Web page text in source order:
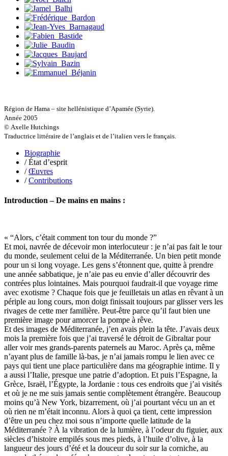
Rochez Carine
Rondón Analía
Roperch Aurélie
Roux Baptiste
Sablé Erik
Saint-Loup
Salon Olivier
Sapin-Defour Cédric
Shipton Eric
Sokpakbaïev Berdibek
Soleilhavoup François
Stuck Hudson
Sylvestre Françoise
Tardieu Marc
Terrisse Marc
Thevenet Jacqueline
Troussier Virginie
Tuilier Romain
Tulane Fabrice
Tzapoff Antoine
Ujfalvy-Bourdon Marie de
Urbain Jean-Didier
Valéry Philippe
Valentin Jean-Pierre
Valverde Benjamin
Vayron Isabelle
Vayron Xavier
Vera Siphay
Victor Daphné
Victor Paul-Émile
Victor Stéphane
Vignon Vincent
Villemagne François-Xavier de
Weill-Parot Nicolas
Weis Robert
Yger Yves
Zénon Sophie
Région de Hama – site hellénistique d’Apamée (Syrie).
Année 2005
© Axelle Hutchings
Traductrice littéraire de l’anglais et de l’italien vers le français.
Biographie
/ État d’esprit
/Œuvres
/Contributions
Introduction – De mains en mains :
« “Alors, c’était comment ton tour du monde ?”
Et moi, navrée de décevoir mon interlocuteur : je n’ai pas fait le tour
du monde, seulement celui de la Méditerranée. Un bien petit monde
pour un si long voyage. Les gens s’étonnent que, quitte à prendre
une année sabbatique, je n’aie pas eu envie d’aller découvrir des
contrées plus lointaines. Mais pourquoi faudrait-il que voyage rime
avec exotisme ? Chaque fois que je feuilletais un atlas en rêvant à un
périple au long cours, mon doigt finissait toujours par glisser vers les
rivages de cette mer familière. Peut-être parce qu’il faut bien une
première image pour amorcer la pompe à rêve.
Et des images de Méditerranée, j’en avais plein la tête. J’avais deux
mois la première fois que j’ai traversé le détroit de Gibraltar pour
aller voir mes grands-parents paternels au Maroc. Après ça, même
n’ayant plus de famille là-bas, je n’ai jamais rompu le lien avec ce
pays qui tient une place particulière dans ma géographie intime. Il y
a aussi l’Italie, presque une patrie d’adoption. Et puis l’Espagne, la
Grèce, Israël, l’Égypte, la Jordanie : tous ces endroits que j’ai visités
et où je ne me suis jamais sentie complètement étrangère. Beaucoup
moins qu’à New York, bizarrement, où j’ai pourtant vécu un an et
où rien ne m’était inconnu. Alors à quoi ça tient, cette impression
d’être un peu chez moi sous n’importe quelle latitude de la
Méditerranée ? À la vibration de la lumière, à l’odeur du figuier, aux
siècles d’histoire empilés sous mes pieds, à l’huile d’olive, à la
langueur des jours d’été et la douceur du soir sur la corniche, au